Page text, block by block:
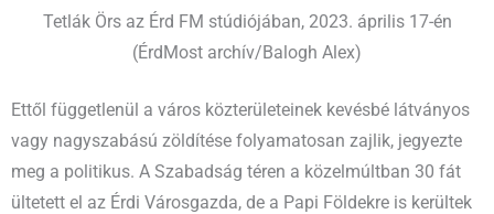
Tetlák Örs az Érd FM stúdiójában, 2023. április 17-én
(ÉrdMost archív/Balogh Alex)
Ettől függetlenül a város közterületeinek kevésbé látványos
vagy nagyszabású zöldítése folyamatosan zajlik, jegyezte
meg a politikus. A Szabadság téren a közelmúltban 30 fát
ültetett el az Érdi Városgazda, de a Papi Földekre is kerültek